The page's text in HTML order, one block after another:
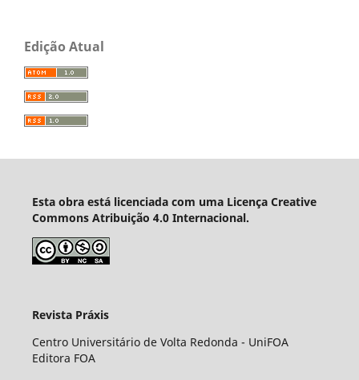
Edição Atual
Esta obra está licenciada com uma Licença Creative
Commons Atribuição 4.0 Internacional.
Revista Práxis
Centro Universitário de Volta Redonda - UniFOA
Editora FOA